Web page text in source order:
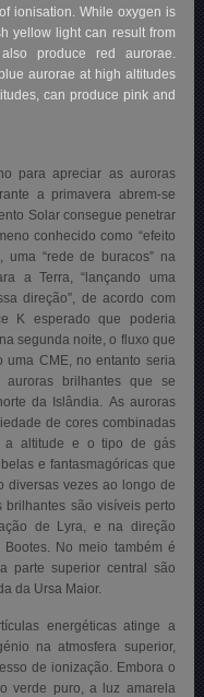
ionisation. While oxygen is
yellow light can result from
produce red aurorae.
aurorae at high altitudes
can produce pink and
para apreciar as auroras
a primavera abrem-se
Solar consegue penetrar
conhecido como “efeito
uma “rede de buracos” na
a Terra, “lançando uma
direção”, de acordo com
K esperado que poderia
segunda noite, o fluxo que
uma CME, no entanto seria
auroras brilhantes que se
da Islândia. As auroras
de cores combinadas
a altitude e o tipo de gás
e fantasmagóricas que
diversas vezes ao longo de
são visíveis perto
de Lyra, e na direção
No meio também é
parte superior central são
da Ursa Maior.
energéticas atinge a
na atmosfera superior,
de ionização. Embora o
verde puro, a luz amarela